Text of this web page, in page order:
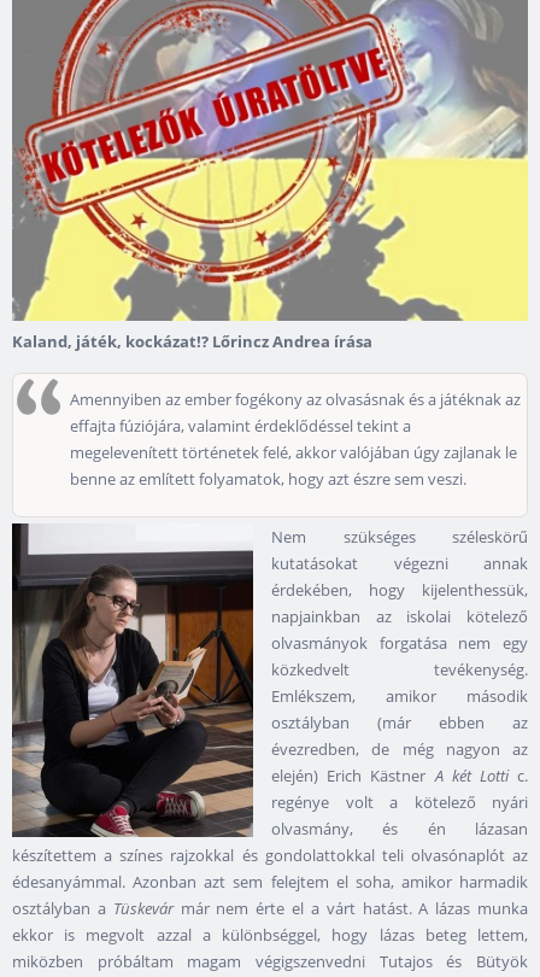
Kaland, játék, kockázat!? Lőrincz Andrea írása
Amennyiben az ember fogékony az olvasásnak és a játéknak az
effajta fúziójára, valamint érdeklődéssel tekint a
megelevenített történetek felé, akkor valójában úgy zajlanak le
benne az említett folyamatok, hogy azt észre sem veszi.
Nem szükséges széleskörű
kutatásokat végezni annak
érdekében, hogy kijelenthessük,
napjainkban az iskolai kötelező
olvasmányok forgatása nem egy
közkedvelt tevékenység.
Emlékszem, amikor második
osztályban (már ebben az
évezredben, de még nagyon az
elején) Erich KästnerA két Lottic.
regénye volt a kötelező nyári
olvasmány, és én lázasan
készítettem a színes rajzokkal és gondolattokkal teli olvasónaplót az
édesanyámmal. Azonban azt sem felejtem el soha, amikor harmadik
osztályban a Tüskevármár nem érte el a várt hatást. A lázas munka
ekkor is megvolt azzal a különbséggel, hogy lázas beteg lettem,
miközben próbáltam magam végigszenvedni Tutajos és Bütyök